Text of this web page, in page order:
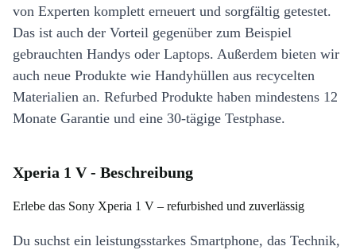
von Experten komplett erneuert und sorgfältig getestet.
Das ist auch der Vorteil gegenüber zum Beispiel
gebrauchten Handys oder Laptops. Außerdem bieten wir
auch neue Produkte wie Handyhüllen aus recycelten
Materialien an. Refurbed Produkte haben mindestens 12
Monate Garantie und eine 30-tägige Testphase.
Xperia 1 V - Beschreibung
Erlebe das Sony Xperia 1 V – refurbished und zuverlässig
Du suchst ein leistungsstarkes Smartphone, das Technik,